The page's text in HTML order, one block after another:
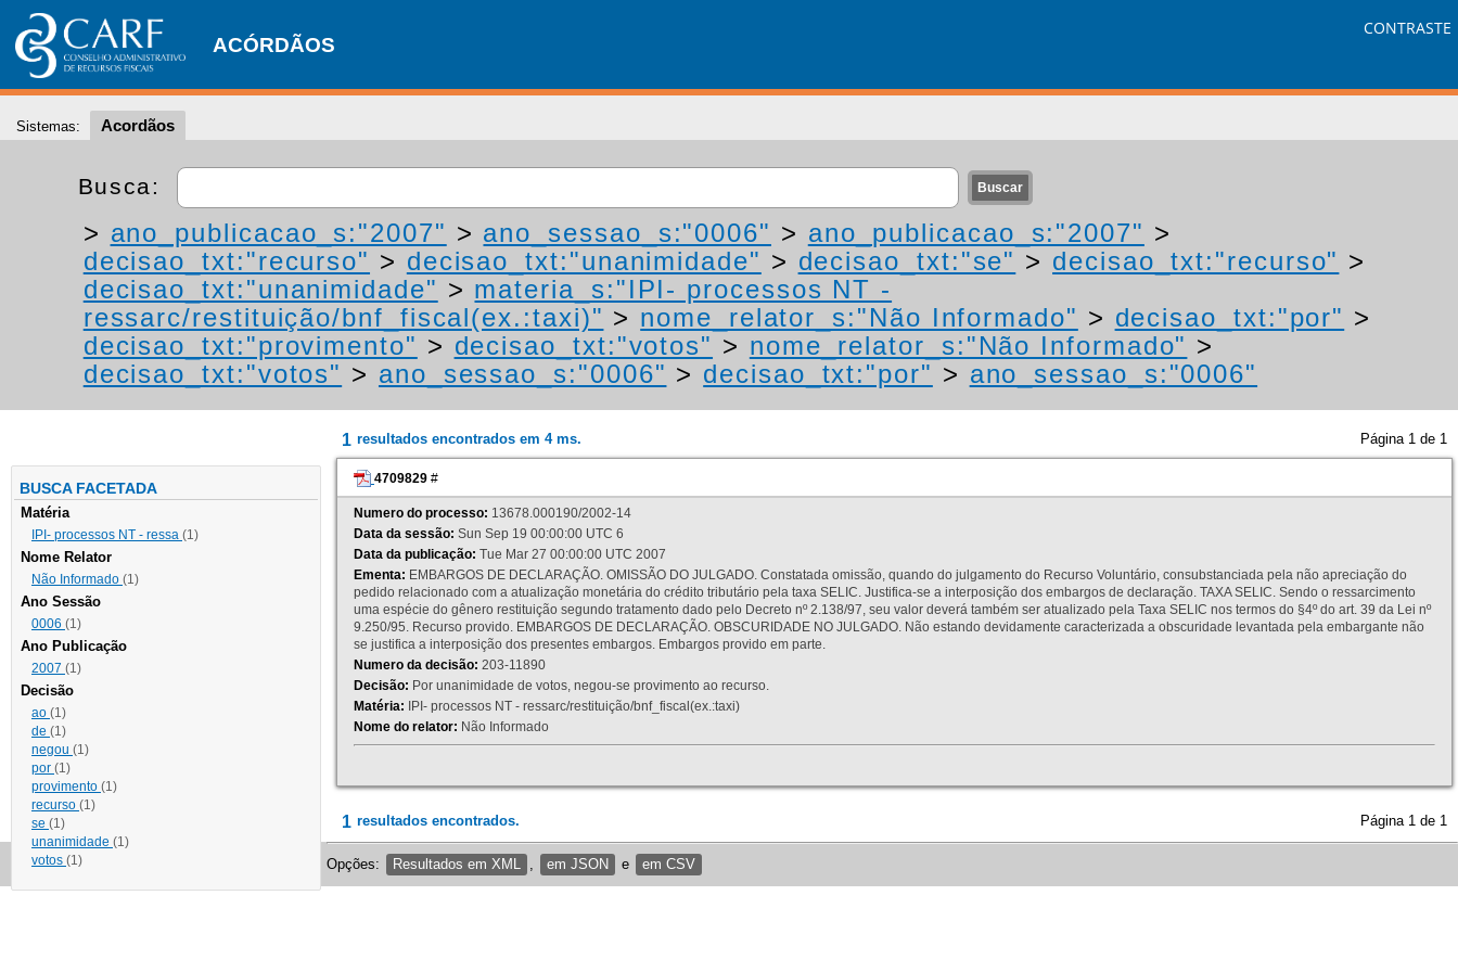
ACÓRDÃOS
CONTRASTE
Sistemas: Acordãos
Busca:
> ano_publicacao_s:"2007" > ano_sessao_s:"0006" > ano_publicacao_s:"2007" >
decisao_txt:"recurso" > decisao_txt:"unanimidade" > decisao_txt:"se" > decisao_txt:"recurso" >
decisao_txt:"unanimidade" > materia_s:"IPI- processos NT -
ressarc/restituição/bnf_fiscal(ex.:taxi)" > nome_relator_s:"Não Informado" > decisao_txt:"por" >
decisao_txt:"provimento" > decisao_txt:"votos" > nome_relator_s:"Não Informado" >
decisao_txt:"votos" > ano_sessao_s:"0006" > decisao_txt:"por" > ano_sessao_s:"0006"
BUSCA FACETADA
Matéria
IPI- processos NT - ressa (1)
Nome Relator
Não Informado (1)
Ano Sessão
0006 (1)
Ano Publicação
2007 (1)
Decisão
ao (1)
de (1)
negou (1)
por (1)
provimento (1)
recurso (1)
se (1)
unanimidade (1)
votos (1)
1 resultados encontrados em 4 ms. Página 1 de 1
4709829 #
Numero do processo: 13678.000190/2002-14
Data da sessão: Sun Sep 19 00:00:00 UTC 6
Data da publicação: Tue Mar 27 00:00:00 UTC 2007
Ementa: EMBARGOS DE DECLARAÇÃO. OMISSÃO DO JULGADO. Constatada omissão, quando do julgamento do Recurso Voluntário, consubstanciada pela não apreciação do
pedido relacionado com a atualização monetária do crédito tributário pela taxa SELIC. Justifica-se a interposição dos embargos de declaração. TAXA SELIC. Sendo o ressarcimento
uma espécie do gênero restituição segundo tratamento dado pelo Decreto nº 2.138/97, seu valor deverá também ser atualizado pela Taxa SELIC nos termos do §4º do art. 39 da Lei nº
9.250/95. Recurso provido. EMBARGOS DE DECLARAÇÃO. OBSCURIDADE NO JULGADO. Não estando devidamente caracterizada a obscuridade levantada pela embargante não
se justifica a interposição dos presentes embargos. Embargos provido em parte.
Numero da decisão: 203-11890
Decisão: Por unanimidade de votos, negou-se provimento ao recurso.
Matéria: IPI- processos NT - ressarc/restituição/bnf_fiscal(ex.:taxi)
Nome do relator: Não Informado
1 resultados encontrados. Página 1 de 1
Opções: Resultados em XML em JSON e em CSV